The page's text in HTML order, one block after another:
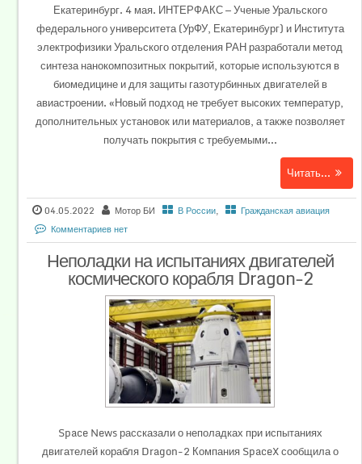
Екатеринбург. 4 мая. ИНТЕРФАКС — Ученые Уральского
федерального университета (УрФУ, Екатеринбург) и Института
электрофизики Уральского отделения РАН разработали метод
синтеза нанокомпозитных покрытий, которые используются в
биомедицине и для защиты газотурбинных двигателей в
авиастроении. «Новый подход не требует высоких температур,
дополнительных установок или материалов, а также позволяет
получать покрытия с требуемыми...
Читать...
04.05.2022 Мотор БИ В России,
Гражданская авиация
Комментариев нет
Неполадки на испытаниях двигателей
космического корабля Dragon-2
Space News рассказали о неполадках при испытаниях
двигателей корабля Dragon-2 Компания SpaceX сообщила о